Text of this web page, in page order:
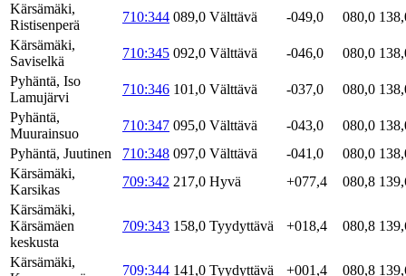
Kärsämäki,
Ristisenperä
710:344 089,0 Välttävä -049,0 080,0
Kärsämäki,
Saviselkä
710:345 092,0 Välttävä -046,0 080,0
Pyhäntä, Iso
Lamujärvi
710:346 101,0 Välttävä -037,0 080,0
Pyhäntä,
Muurainsuo
710:347 095,0 Välttävä -043,0 080,0
Pyhäntä, Juutinen
710:348 097,0 Välttävä -041,0 080,0
Kärsämäki,
Karsikas
709:342 217,0 Hyvä +077,4 080,8
Kärsämäki,
Kärsämäen
keskusta
709:343 158,0 Tyydyttävä +018,4 080,8
Kärsämäki,
709:344 141,0 Tyydyttävä +001,4 080,8